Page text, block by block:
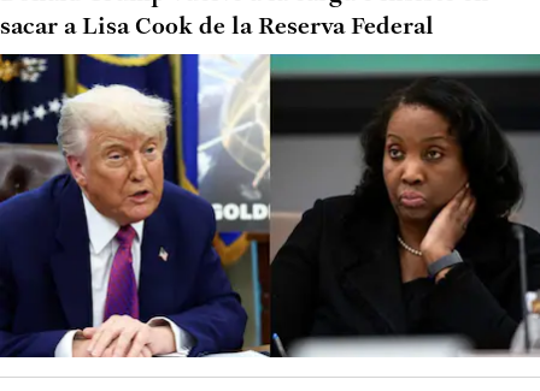
sacar a Lisa Cook de la Reserva Federal